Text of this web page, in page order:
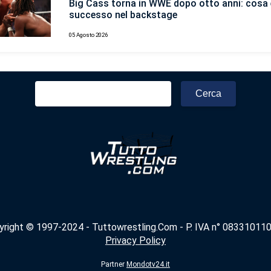
Big Cass torna in WWE dopo otto anni: cosa
successo nel backstage
05 Agosto 2026
Ricerca
© 1997-2024 - Tuttowrestling.Com - P. IVA n°
Privacy Policy
Partner Mondotv24.it